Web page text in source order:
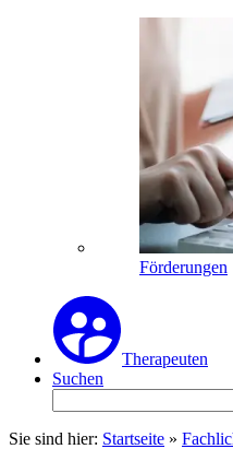
Förderungen
Therapeuten
Suchen
Sie sind hier: Startseite »